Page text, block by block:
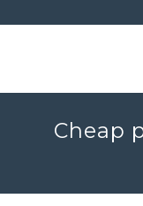
Cheap